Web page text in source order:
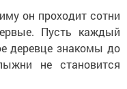
он проходит сотни
Пусть каждый
деревце знакомы до
не становится